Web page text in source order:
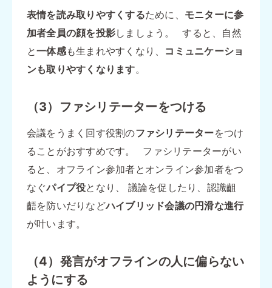
表情を読み取りやすくするために、 モニターに参
加者全員の顔を投影しましょう。 すると、自然
と一体感も生まれやすくなり、 コミュニケーショ
ンも取りやすくなります。
（3）ファシリテーターをつける
会議をうまく回す役割のファシリテーターをつけ
ることがおすすめです。 ファシリテーターがい
ると、オフライン参加者とオンライン参加者をつ
なぐパイプ役となり、 議論を促したり、認識齟
齬を防いだりなどハイブリッド会議の円滑な進行
が叶います。
（4）発言がオフラインの人に偏らない
ようにする